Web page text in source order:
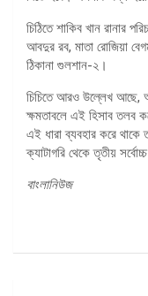
চিঠিতে শাকিব খান রানার
আবদুর রব, মাতা রোজিয়া
ঠিকানা গুলশান-২।
চিচিতে আরও উল্লেখ
ক্ষমতাবলে এই হিসাব
এই ধারা ব্যবহার করে
ক্যাটাগরি থেকে তৃতীয়
বাংলানিউজ